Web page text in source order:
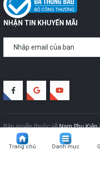
Được tích hợp bộ vi xử lý
sạc pin, tránh hiện tượng
Đảm bảo vừa nghe
NHẬN TIN KHUYẾN MÃI
Bản quyền thuộc vềNam Phụ Kiện
Trang chủ Danh mục